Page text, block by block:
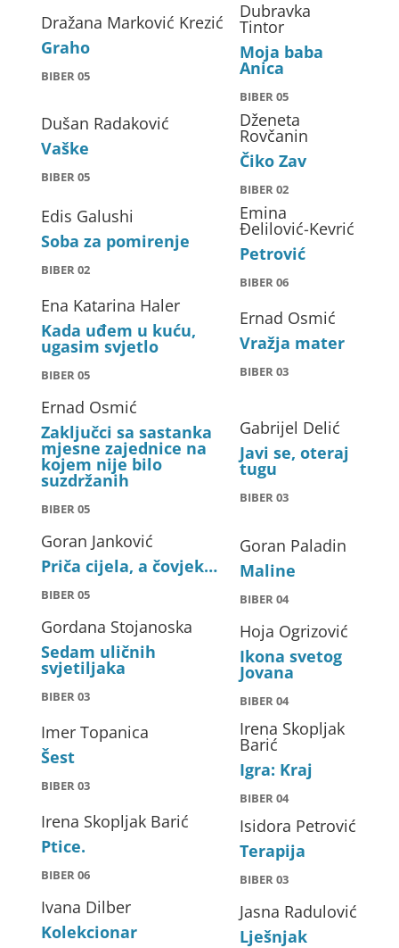
Dražana Marković Krezić
Graho
BIBER 05
Dubravka
Tintor
Moja baba
Anica
BIBER 05
Dušan Radaković
Vaške
BIBER 05
Dženeta
Rovčanin
Čiko Zav
BIBER 02
Edis Galushi
Soba za pomirenje
BIBER 02
Emina
Đelilović-Kevrić
Petrović
BIBER 06
Ena Katarina Haler
Kada uđem u kuću,
ugasim svjetlo
BIBER 05
Ernad Osmić
Vražja mater
BIBER 03
Ernad Osmić
Zaključci sa sastanka
mjesne zajednice na
kojem nije bilo
suzdržanih
BIBER 05
Gabrijel Delić
Javi se, oteraj
tugu
BIBER 03
Goran Janković
Priča cijela, a čovjek…
BIBER 05
Goran Paladin
Maline
BIBER 04
Gordana Stojanoska
Sedam uličnih
svjetiljaka
BIBER 03
Hoja Ogrizović
Ikona svetog
Jovana
BIBER 04
Imer Topanica
Šest
BIBER 03
Irena Skopljak
Barić
Igra: Kraj
BIBER 04
Irena Skopljak Barić
Ptice.
BIBER 06
Isidora Petrović
Terapija
BIBER 03
Ivana Dilber
Kolekcionar
Jasna Radulović
Lješnjak